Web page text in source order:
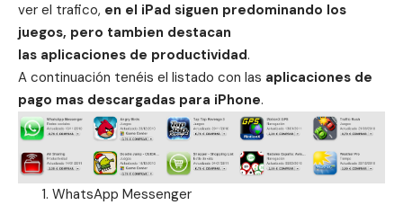
ver el trafico, en el iPad siguen predominando los
juegos, pero tambien destacan
las aplicaciones de productividad.
A continuación tenéis el listado con las aplicaciones de
pago mas descargadas para iPhone.
WhatsApp Messenger